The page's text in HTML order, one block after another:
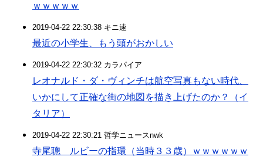
ｗｗｗｗｗ
2019-04-22 22:30:38 キニ速
最近の小学生、もう頭がおかしい
2019-04-22 22:30:32 カラパイア
レオナルド・ダ・ヴィンチは航空写真もない時代、
いかにして正確な街の地図を描き上げたのか？（イ
タリア）
2019-04-22 22:30:21 哲学ニュースnwk
寺尾聰 ルビーの指環（当時３３歳）ｗｗｗｗｗｗ